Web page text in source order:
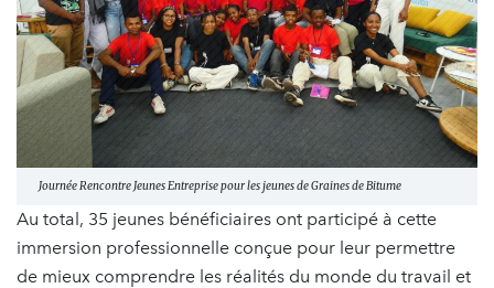
Journée Rencontre Jeunes Entreprise pour les jeunes de Graines de Bitume
Au total, 35 jeunes bénéficiaires ont participé à cette
immersion professionnelle conçue pour leur permettre
de mieux comprendre les réalités du monde du travail et